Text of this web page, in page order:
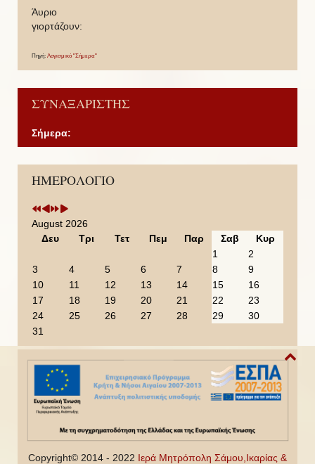
Άυριο
γιορτάζουν:
Πηγή: Λογισμικό "Σήμερα"
ΣΥΝΑΞΑΡΙΣΤΗΣ
Σήμερα:
ΗΜΕΡΟΛΟΓΙΟ
P
r
v
i
s
e
a
r
P
r
v
i
o
o
t
h
N
e
t
Y
e
N
e
t
M
August 2026
Δευ
Τρι Τετ Πεμ Παρ Σαβ
Κυρ
1
2
3
4 5 6 7 8
9
10
11 12 13 14 15
16
17
18 19 20 21 22
23
24
25 26 27 28 29
30
31
Copyright© 2014 - 2022 Ιερά Μητρόπολη Σάμου,Ικαρίας &